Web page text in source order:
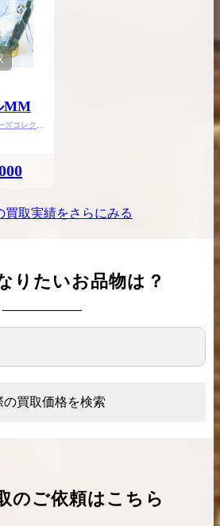
MM
ズコレクシ
買取実績をさらにみる
りたいお品物は？
の買取価格を検索
のご依頼はこちら